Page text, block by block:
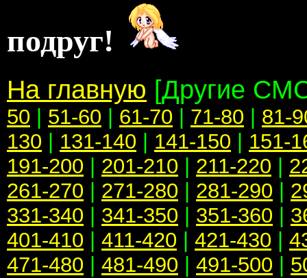
подруг!
На главную [Другие
50 51-60 61-70 71-80
81-
130
131-140 141-150
151-
191-200
201-210 211-220
261-270
271-280 281-290
331-340
341-350 351-360
401-410
411-420 421-430
471-480
481-490 491-500